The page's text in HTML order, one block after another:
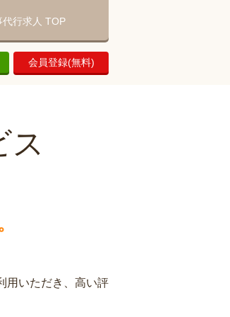
会員登録(無料)
代行求人 TOP
ス
用いただき、高い評